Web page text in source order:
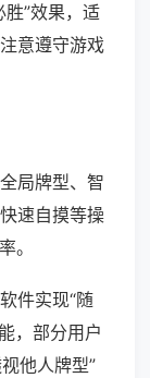
”效果，适
意遵守游戏
局牌型、智
速自摸等操
。
件实现“随
，部分用户
他人牌型”